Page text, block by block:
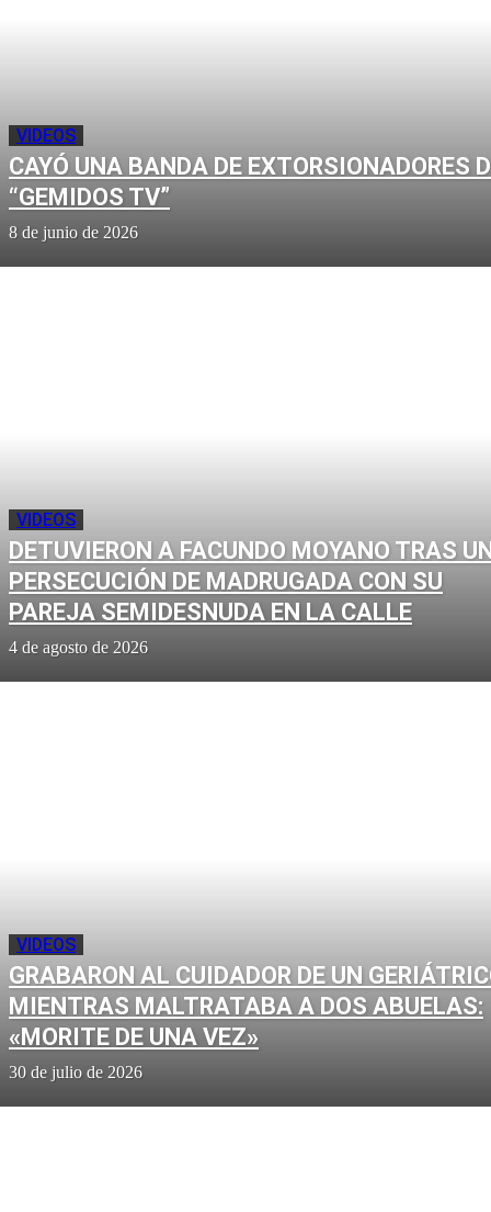
VIDEOS
CAYÓ UNA BANDA DE EXTORSIONADORES
“GEMIDOS TV”
8 de junio de 2026
VIDEOS
DETUVIERON A FACUNDO MOYANO TRAS
PERSECUCIÓN DE MADRUGADA CON SU
PAREJA SEMIDESNUDA EN LA CALLE
4 de agosto de 2026
VIDEOS
GRABARON AL CUIDADOR DE UN
MIENTRAS MALTRATABA A DOS ABUELAS:
«MORITE DE UNA VEZ»
30 de julio de 2026